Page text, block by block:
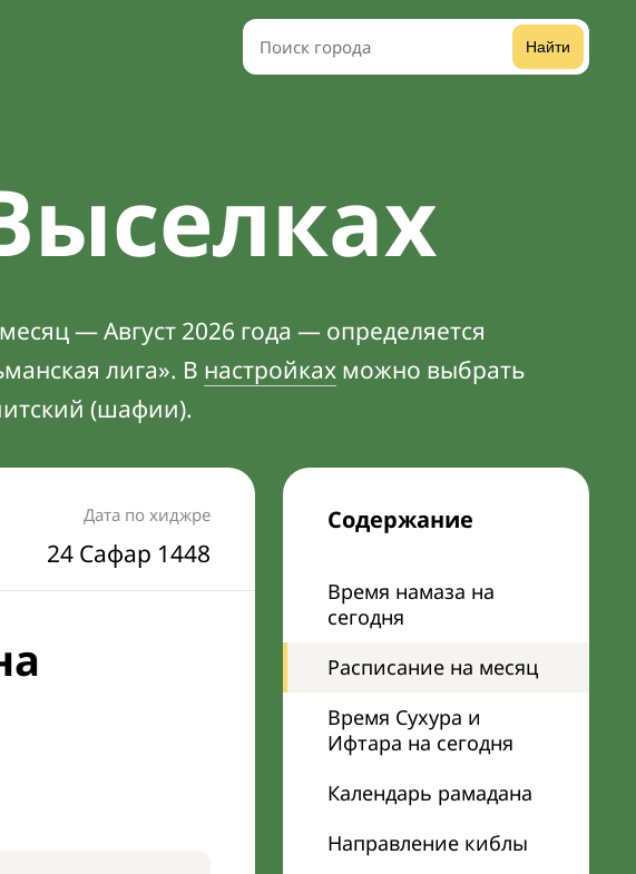
Найти
— Август 2026 года — определяется
лига». В настройках можно выбрать
(шафии).
Содержание
Время намаза на
сегодня
Расписание на месяц
Время Сухура и
Ифтара на сегодня
Календарь рамадана
Направление киблы
Дата по хиджре
24 Сафар 1448